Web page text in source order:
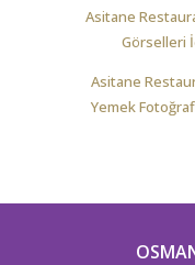
Asitane
Görselleri
Asitane
Yemek